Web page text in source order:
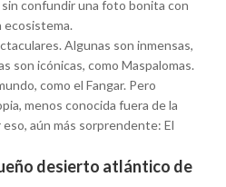
sin confundir una foto bonita con
ecosistema.
Algunas son inmensas,
son icónicas, como Maspalomas.
como el Fangar. Pero
menos conocida fuera de la
aún más sorprendente: El
desierto atlántico de